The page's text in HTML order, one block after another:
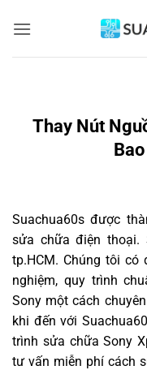
qua
Thay Nút
Suachua60s được
sửa chữa điện thoại.
tp.HCM. Chúng tôi
nghiệm, quy trình
Sony một cách
khi đến với
trình sửa chữa Sony
tư vấn miễn phí cách